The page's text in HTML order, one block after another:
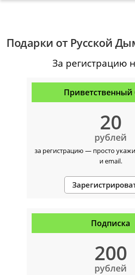
Подарки от Русской
За регистрацию
Приветственный
20
рублей
за регистрацию — просто
и email.
Подписка
200
рублей